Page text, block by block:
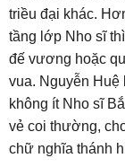
triều đại khác.
tầng lớp Nho sĩ
đế vương hoặc
vua. Nguyễn Huệ
không ít Nho sĩ
vẻ coi thường,
chữ nghĩa thánh